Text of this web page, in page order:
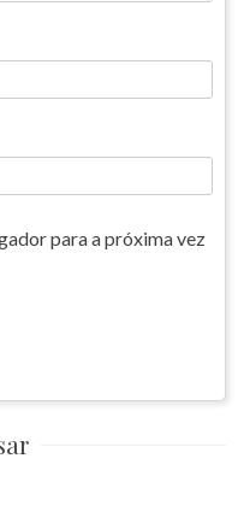
para a próxima vez